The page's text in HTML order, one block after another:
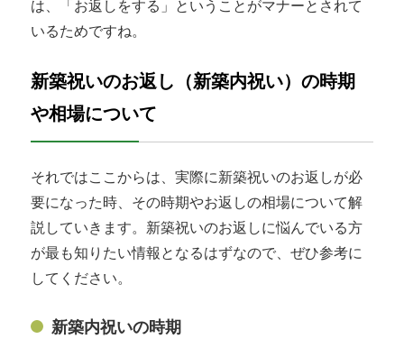
は、「お返しをする」ということがマナーとされて
いるためですね。
新築祝いのお返し（新築内祝い）の時期
や相場について
それではここからは、実際に新築祝いのお返しが必
要になった時、その時期やお返しの相場について解
説していきます。新築祝いのお返しに悩んでいる方
が最も知りたい情報となるはずなので、ぜひ参考に
してください。
新築内祝いの時期